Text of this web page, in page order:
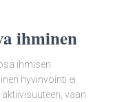
ihminen
ihmisen
hyvinvointi ei
vaan